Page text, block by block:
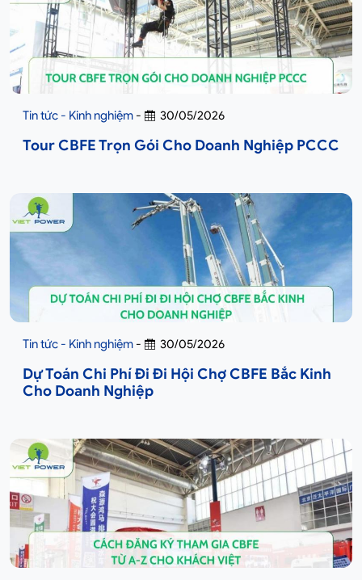
Tin tức - Kinh nghiệm - 30/05/2026
Tour CBFE Trọn Gói Cho Doanh Nghiệp PCCC
Tin tức - Kinh nghiệm - 30/05/2026
Dự Toán Chi Phí Đi Đi Hội Chợ CBFE Bắc Kinh
Cho Doanh Nghiệp